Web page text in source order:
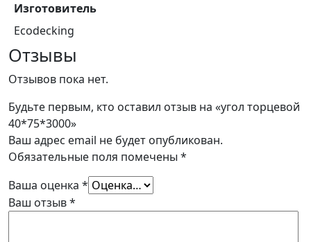
Изготовитель
Ecodecking
Отзывы
Отзывов пока нет.
Будьте первым, кто оставил отзыв на «угол торцевой
40*75*3000»
Ваш адрес email не будет опубликован.
Обязательные поля помечены *
Ваша оценка *
Ваш отзыв*